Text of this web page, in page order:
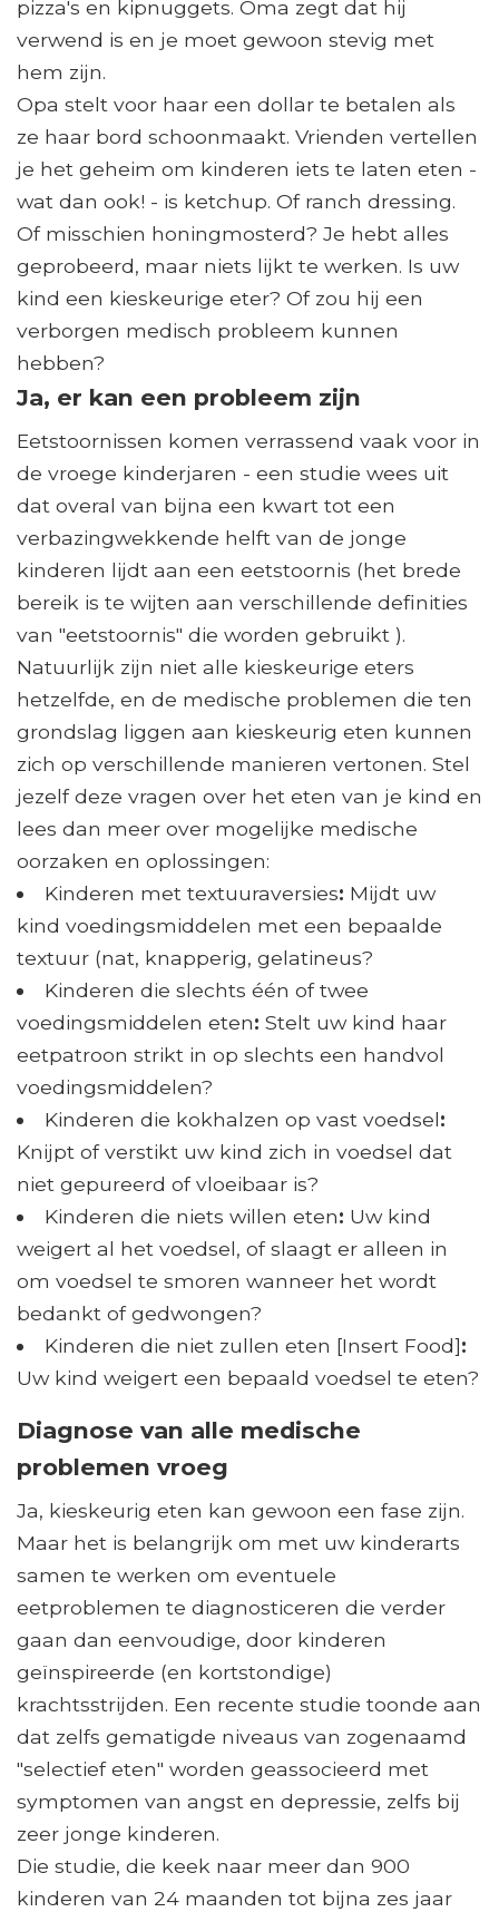
pizza's en kipnuggets. Oma zegt dat hij
verwend is en je moet gewoon stevig met
hem zijn.
Opa stelt voor haar een dollar te betalen als
ze haar bord schoonmaakt. Vrienden vertellen
je het geheim om kinderen iets te laten eten -
wat dan ook! - is ketchup. Of ranch dressing.
Of misschien honingmosterd? Je hebt alles
geprobeerd, maar niets lijkt te werken. Is uw
kind een kieskeurige eter? Of zou hij een
verborgen medisch probleem kunnen
hebben?
Ja, er kan een probleem zijn
Eetstoornissen komen verrassend vaak voor in
de vroege kinderjaren - een studie wees uit
dat overal van bijna een kwart tot een
verbazingwekkende helft van de jonge
kinderen lijdt aan een eetstoornis (het brede
bereik is te wijten aan verschillende definities
van "eetstoornis" die worden gebruikt ).
Natuurlijk zijn niet alle kieskeurige eters
hetzelfde, en de medische problemen die ten
grondslag liggen aan kieskeurig eten kunnen
zich op verschillende manieren vertonen. Stel
jezelf deze vragen over het eten van je kind en
lees dan meer over mogelijke medische
oorzaken en oplossingen:
Kinderen met textuuraversies: Mijdt uw
kind voedingsmiddelen met een bepaalde
textuur (nat, knapperig, gelatineus?
Kinderen die slechts één of twee
voedingsmiddelen eten: Stelt uw kind haar
eetpatroon strikt in op slechts een handvol
voedingsmiddelen?
Kinderen die kokhalzen op vast voedsel:
Knijpt of verstikt uw kind zich in voedsel dat
niet gepureerd of vloeibaar is?
Kinderen die niets willen eten: Uw kind
weigert al het voedsel, of slaagt er alleen in
om voedsel te smoren wanneer het wordt
bedankt of gedwongen?
Kinderen die niet zullen eten [Insert Food]:
Uw kind weigert een bepaald voedsel te eten?
Diagnose van alle medische
problemen vroeg
Ja, kieskeurig eten kan gewoon een fase zijn.
Maar het is belangrijk om met uw kinderarts
samen te werken om eventuele
eetproblemen te diagnosticeren die verder
gaan dan eenvoudige, door kinderen
geïnspireerde (en kortstondige)
krachtsstrijden. Een recente studie toonde aan
dat zelfs gematigde niveaus van zogenaamd
"selectief eten" worden geassocieerd met
symptomen van angst en depressie, zelfs bij
zeer jonge kinderen.
Die studie, die keek naar meer dan 900
kinderen van 24 maanden tot bijna zes jaar